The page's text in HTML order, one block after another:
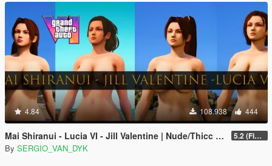
4.84 108.938 444
Mai Shiranui - Lucia VI - Jill Valentine | Nude/Thicc [Add-On Ped | Replace] Resident Evil - DOA 5.2 (Final)
By SERGIO_VAN_DYK